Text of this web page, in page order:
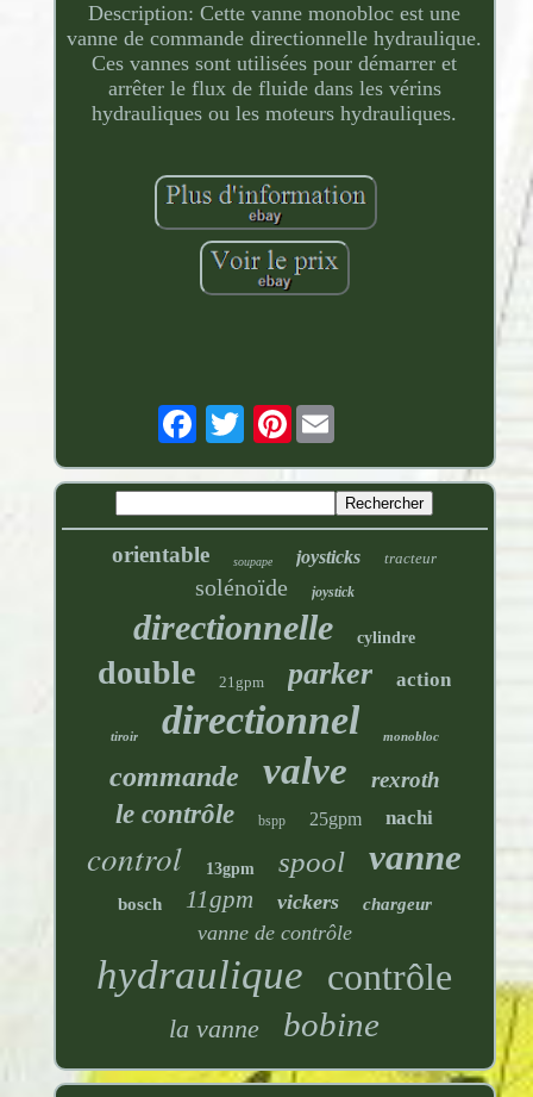
Description: Cette vanne monobloc est une
vanne de commande directionnelle hydraulique.
Ces vannes sont utilisées pour démarrer et
arrêter le flux de fluide dans les vérins
hydrauliques ou les moteurs hydrauliques.
Pinterest
orientable soupape joysticks tracteur
solénoïde joystick
directionnelle cylindre
double 21gpm parker action
tiroir directionnel monobloc
commande valve rexroth
le contrôle bspp 25gpm nachi
control 13gpm spool vanne
bosch 11gpm vickers chargeur
vanne de contrôle
hydraulique contrôle
la vanne bobine